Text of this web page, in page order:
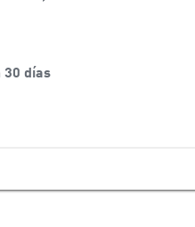
días